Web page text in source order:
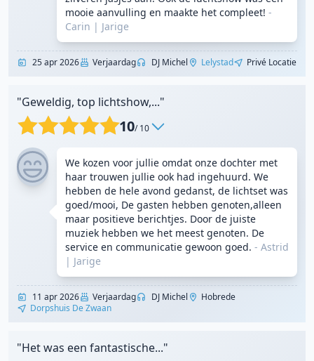
mooie aanvulling en maakte het compleet! -
Carin | Jarige
25 apr 2026 Verjaardag DJ Michel Lelystad Privé Locatie
"Geweldig, top lichtshow,..."
10/ 10
We kozen voor jullie omdat onze dochter met
haar trouwen jullie ook had ingehuurd. We
hebben de hele avond gedanst, de lichtset was
goed/mooi, De gasten hebben genoten,alleen
maar positieve berichtjes. Door de juiste
muziek hebben we het meest genoten. De
service en communicatie gewoon goed. - Astrid
| Jarige
11 apr 2026 Verjaardag DJ Michel
Hobrede
Dorpshuis De Zwaan
"Het was een fantastische..."